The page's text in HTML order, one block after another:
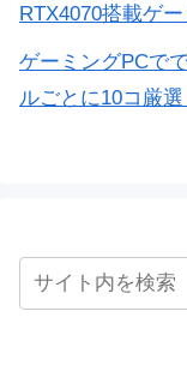
RTX4070搭載ゲ
ゲーミングPCで
ルごとに10コ厳